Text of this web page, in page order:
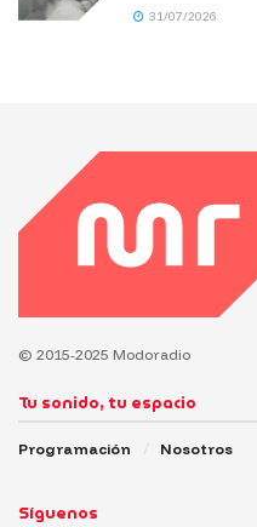
31/07/2026
© 2015-2025 Modoradio
Tu sonido, tu espacio
Programación Nosotros
Síguenos